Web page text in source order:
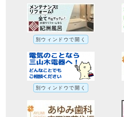
別ウィンドウで開く
別ウィンドウで開く